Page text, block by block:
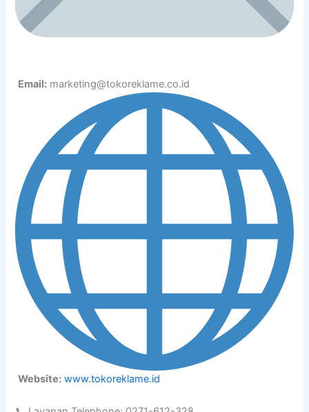
Email: marketing@tokoreklame.co.id
Website: www.tokoreklame.id